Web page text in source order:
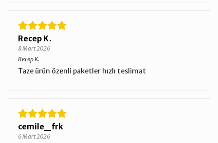
Recep K.
8 Mart 2026
Recep K.
Taze ürün özenli paketler hızlı teslimat
cemile_frk
6 Mart 2026